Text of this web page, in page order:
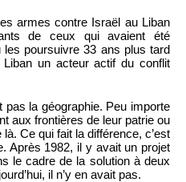
armes contre Israël au Liban
de ceux qui avaient été
les poursuivre 33 ans plus tard
un acteur actif du conflit
pas la géographie. Peu importe
aux frontières de leur patrie ou
Ce qui fait la différence, c’est
Après 1982, il y avait un projet
le cadre de la solution à deux
il n’y en avait pas.